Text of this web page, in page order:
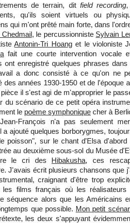
de terrain, dit field recording
qu'ils soient virtuels ou
qui m'ont prêté main forte, dans
, le percussionniste Sylvain
Antonin-Tri Hoanget le violoniste
fait une courte intervention vocale
ont enregistré quelques phrases
a donc consisté à ce qu'on ne
des années 1930-1950 et de l'époque
il s'est agi de m'approprier le
du scénario de ce petit opéra
le poème symphonique cher à
François n'a pas seulement
a ajouté quelques borborygmes,
poisson", sur le chant d'Elsa
au deuxième sous-sol du Musée
le cri des Hibakusha, ces
J'avais écrit plusieurs chansons que
craignant d'être trop
les films français où les
séquence alors que les Américains
que possible. Mon petit
les deux s'appuyant